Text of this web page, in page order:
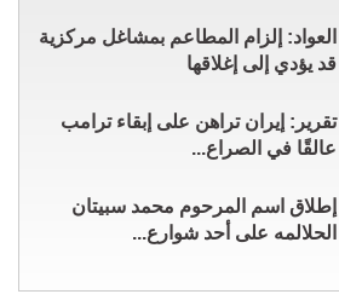
العواد: إلزام المطاعم بمشاغل مركزية
قد يؤدي إلى إغلاقها
تقرير: إيران تراهن على إبقاء ترامب
عالقًا في الصراع...
إطلاق اسم المرحوم محمد سبيتان
الحلالمه على أحد شوارع...